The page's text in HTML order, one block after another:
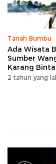
Tanah Bumbu
Ada Wisata
Sumber
Karang
2 tahun yang